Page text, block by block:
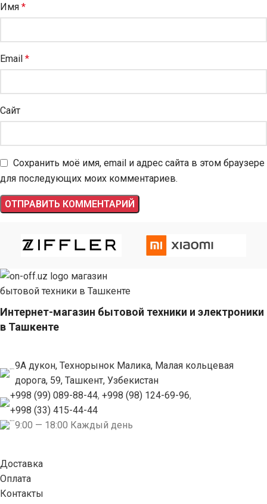
Имя *
Email *
Сайт
Сохранить моё имя, email и адрес сайта в этом браузере
для последующих моих комментариев.
Интернет-магазин бытовой техники и электроники
в Ташкенте
9А дукон, Технорынок Малика, Малая кольцевая
дорога, 59, Ташкент, Узбекистан
+998 (99) 089-88-44, +998 (98) 124-69-96,
+998 (33) 415-44-44
9:00 — 18:00 Каждый день
Доставка
Оплата
Контакты